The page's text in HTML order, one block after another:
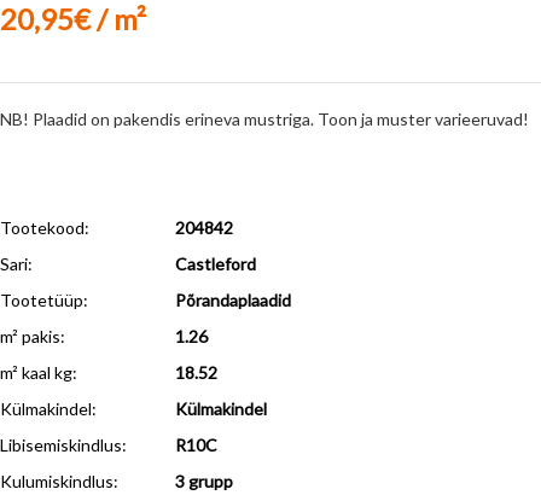
20,95€ / m²
NB! Plaadid on pakendis erineva mustriga. Toon ja muster varieeruvad!
Tootekood:
204842
Sari:
Castleford
Tootetüüp:
Põrandaplaadid
m² pakis:
1.26
m² kaal kg:
18.52
Külmakindel:
Külmakindel
Libisemiskindlus:
R10C
Kulumiskindlus: 3 grupp